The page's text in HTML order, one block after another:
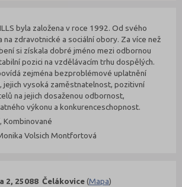
2, 25088 Čelákovice(Mapa)
byla založena v roce 1992. Od svého
na zdravotnické a sociální obory. Za více než
si získala dobré jméno mezi odbornou
pozici na vzdělávacím trhu dospělých.
zejména bezproblémové uplatnění
jejich vysoká zaměstnatelnost, pozitivní
na jejich dosaženou odbornost,
výkonu a konkurenceschopnost.
Kombinované
Volsich Montfortová